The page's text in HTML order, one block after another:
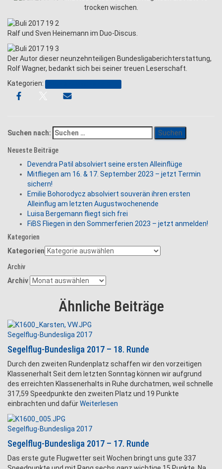
trocken wischen.
Ralf und Sven Heinemann im Duo-Discus.
Der Autor dieser neunzehnteiligen Bundesligaberichterstattung,
Rolf Wagner, bedankt sich bei seiner treuen Leserschaft.
Kategorien:
Suchen nach:
Neueste Beiträge
Devendra Patil absolviert seine ersten Alleinflüge
Mitfliegen am 16. & 17. September 2023 – jetzt Termin
sichern!
Emilie Bohorodycz absolviert souverän ihren ersten
Alleinflug am letzten Augustwochenende
Luisa Bergemann fliegt sich frei
FiBS Fliegen in den Sommerferien 2023 – jetzt anmelden!
Kategorien
Kategorien
Archiv
Archiv
Ähnliche Beiträge
Segelflug-Bundesliga 2017
Segelflug-Bundesliga 2017 – 18. Runde
Durch den zweiten Rundenplatz schaffen wir den vorzeitigen
Klassenerhalt Seit dem letzten Sonntag können wir aufgrund
des erreichten Klassenerhalts in Ruhe durchatmen, weil schnelle
317,59 Speedpunkte den zweiten Platz und 19 Punkte
einbrachten und dafürWeiterlesen
Segelflug-Bundesliga 2017
Segelflug-Bundesliga 2017 – 17. Runde
Das erste gute Flugwetter seit Wochen bringt uns gute 337